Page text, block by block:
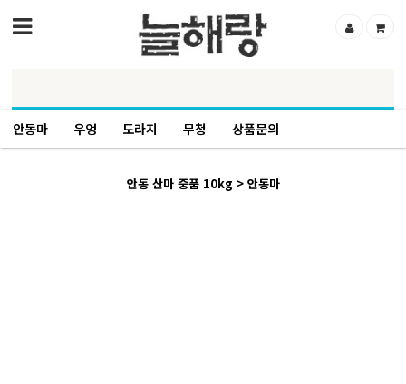
안동마 우엉 도라지 무청 상품문의
안동 산마 중품 10kg > 안동마